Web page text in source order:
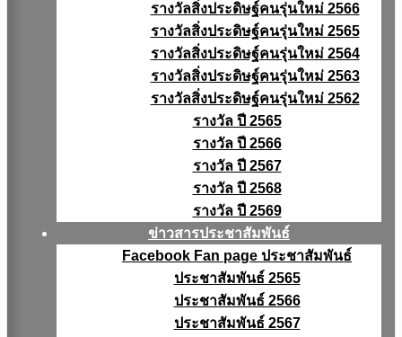
รางวัลสิ่งประดิษฐ์คนรุ่นใหม่ 2566
รางวัลสิ่งประดิษฐ์คนรุ่นใหม่ 2565
รางวัลสิ่งประดิษฐ์คนรุ่นใหม่ 2564
รางวัลสิ่งประดิษฐ์คนรุ่นใหม่ 2563
รางวัลสิ่งประดิษฐ์คนรุ่นใหม่ 2562
รางวัล ปี 2565
รางวัล ปี 2566
รางวัล ปี 2567
รางวัล ปี 2568
รางวัล ปี 2569
ข่าวสารประชาสัมพันธ์
Facebook Fan page ประชาสัมพันธ์
ประชาสัมพันธ์ 2565
ประชาสัมพันธ์ 2566
ประชาสัมพันธ์ 2567